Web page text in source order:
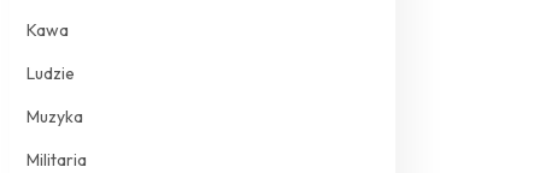
Kawa
Ludzie
Muzyka
Militaria